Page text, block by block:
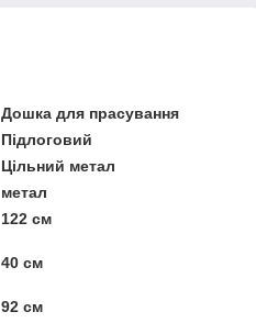
Дошка для прасування
Підлоговий
Цільний метал
метал
122 см
40 см
92 см